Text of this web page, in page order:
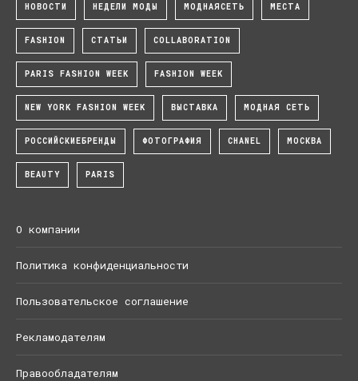
НОВОСТИ НЕДЕЛИ МОДЫ МОДНАЯСЕТЬ МЕСТА
FASHION СТАТЬИ COLLABORATION
PARIS FASHION WEEK FASHION WEEK
NEW YORK FASHION WEEK ВЫСТАВКА МОДНАЯ СЕТЬ
РОССИЙСКИЕБРЕНДЫ ФОТОГРАФИЯ CHANEL МОСКВА
BEAUTY PARIS
О компании
Политика конфиденциальности
Пользовательское соглашение
Рекламодателям
Правообладателям